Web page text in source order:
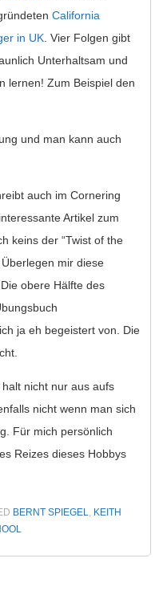
California
in UK. Vier Folgen gibt
Unterhaltsam und
lernen! Zum Beispiel den
und man kann auch
auch im Cornering
Artikel zum
keins der “Twist of the
mir diese
obere Hälfte des
ja eh begeistert von. Die
nicht nur aus aufs
nicht wenn man sich
Für mich persönlich
Reizes dieses Hobbys
BERNT SPIEGEL, KEITH